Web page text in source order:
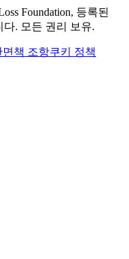
Foundation, 등록된
다. 모든 권리 보유.
면책 조항쿠키 정책